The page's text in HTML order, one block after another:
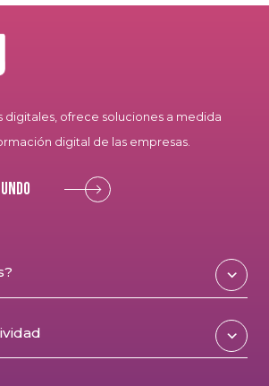
digitales, ofrece soluciones a medida
digital de las empresas.